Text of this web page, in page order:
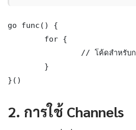
go func() {
}()
2. การใช้ Channels